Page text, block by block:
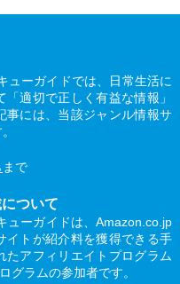
ューガイドでは、日常生活に
適切で正しく有益な情報」
事には、当該ジャンル情報サ
まで
ついて
ューガイドは、Amazon.co.jp
イトが紹介料を獲得できる手
たアフィリエイトプログラム
グラムの参加者です。